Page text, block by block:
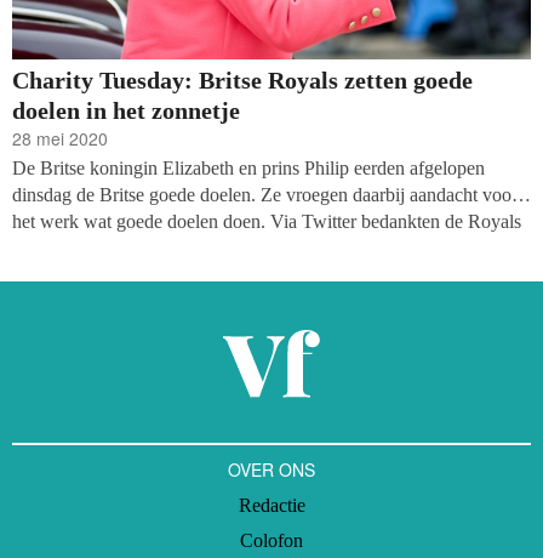
Charity Tuesday: Britse Royals zetten goede
doelen in het zonnetje
28 mei 2020
De Britse koningin Elizabeth en prins Philip eerden afgelopen
dinsdag de Britse goede doelen. Ze vroegen daarbij aandacht voor
het werk wat goede doelen doen. Via Twitter bedankten de Royals
OVER ONS
Redactie
Colofon